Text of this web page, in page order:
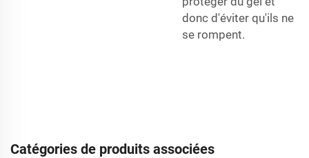
donc d'éviter qu'ils ne
se rompent.
Catégories de produits associées